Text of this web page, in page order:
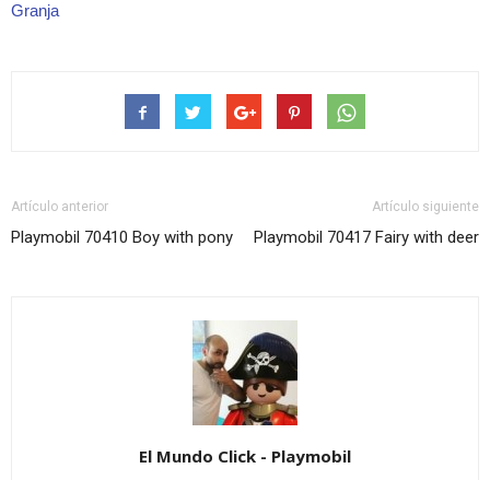
Granja
Artículo anterior
Playmobil 70410 Boy with pony
Artículo siguiente
Playmobil 70417 Fairy with deer
El Mundo Click - Playmobil